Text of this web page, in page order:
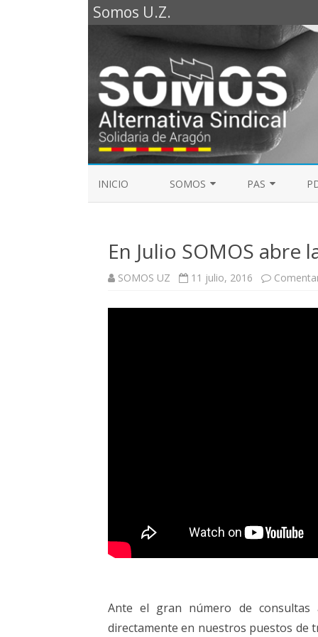
Somos U.Z.
INICIO SOMOS
REPRESENTANTES SOMOS PDI
PAS
MESA DE PAS
En Julio SOMOS abre
SOMOS UZ 11 julio, 2016
Ante el gran número de consultas
directamente en nuestros puestos de